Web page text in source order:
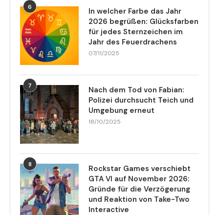
6
In welcher Farbe das Jahr
2026 begrüßen: Glücksfarben
für jedes Sternzeichen im
Jahr des Feuerdrachens
07/11/2025
7
Nach dem Tod von Fabian:
Polizei durchsucht Teich und
Umgebung erneut
18/10/2025
8
Rockstar Games verschiebt
GTA VI auf November 2026:
Gründe für die Verzögerung
und Reaktion von Take-Two
Interactive